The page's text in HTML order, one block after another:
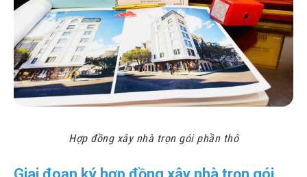
Hợp đồng xây nhà trọn gói phần thô